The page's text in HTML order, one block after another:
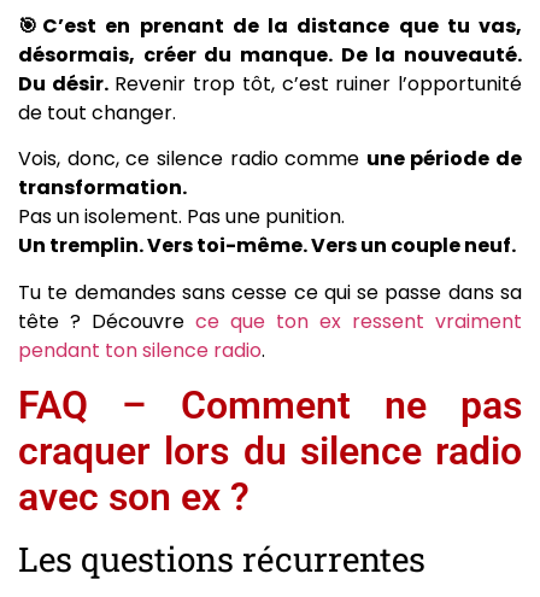
🎯C’est en prenant de la distance que tu vas,
désormais, créer du manque. De la nouveauté.
Du désir.Revenir trop tôt, c’est ruiner l’opportunité
de tout changer.
Vois, donc, ce silence radio comme une période de
transformation.
Pas un isolement. Pas une punition.
Un tremplin. Vers toi-même. Vers un couple neuf.
Tu te demandes sans cesse ce qui se passe dans sa
tête ? Découvre ce que ton ex ressent vraiment
pendant ton silence radio.
FAQ – Comment ne pas
craquer lors du silence radio
avec son ex ?
Les questions récurrentes